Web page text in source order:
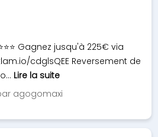
Gagnez jusqu'à 225€ via
cdglsQEE Reversement de
Lire la suite
agogomaxi